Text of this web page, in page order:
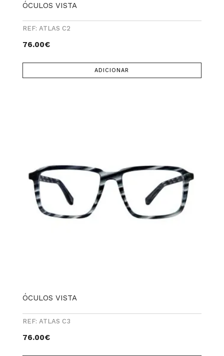
ÓCULOS VISTA
76.00€
ADICIONAR
REF: ATLAS C2
ÓCULOS VISTA
76.00€
REF: ATLAS C3